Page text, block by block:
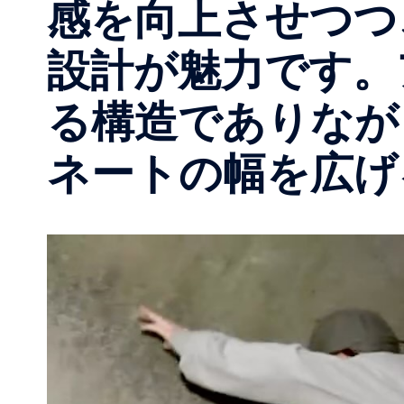
感を向上させつ
設計が魅力です
る構造でありな
ネートの幅を広